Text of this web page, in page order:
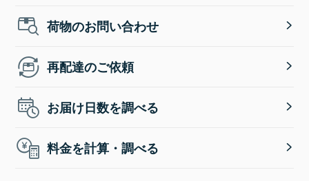
荷物のお問い合わせ
再配達のご依頼
お届け日数を調べる
料金を計算・調べる